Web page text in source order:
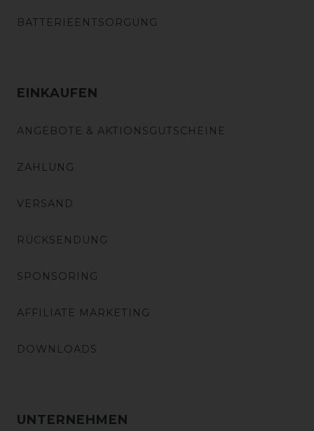
BATTERIEENTSORGUNG
EINKAUFEN
ANGEBOTE & AKTIONSGUTSCHEINE
ZAHLUNG
VERSAND
RÜCKSENDUNG
SPONSORING
AFFILIATE MARKETING
DOWNLOADS
UNTERNEHMEN